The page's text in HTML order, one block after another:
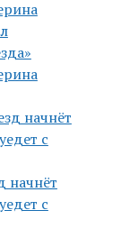
начнёт
с